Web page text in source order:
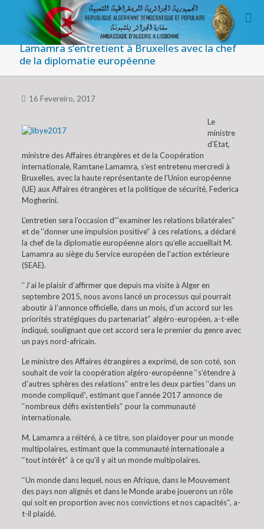
Lamamra s’entretient à Bruxelles avec la chef
de la diplomatie européenne
16 Fevereiro, 2017
Le
ministre
d’Etat,
ministre des Affaires étrangères et de la Coopération
internationale, Ramtane Lamamra, s’est entretenu mercredi à
Bruxelles, avec la haute représentante de l’Union européenne
(UE) aux Affaires étrangères et la politique de sécurité, Federica
Mogherini.
L’entretien sera l’occasion d’‘‘examiner les relations bilatérales’‘
et de ‘‘donner une impulsion positive’‘ à ces relations, a déclaré
la chef de la diplomatie européenne alors qu’elle accueillait M.
Lamamra au siège du Service européen de l’action extérieure
(SEAE).
‘‘J’ai le plaisir d’affirmer que depuis ma visite à Alger en
septembre 2015, nous avons lancé un processus qui pourrait
aboutir à l’annonce officielle, dans un mois, d’un accord sur les
priorités stratégiques du partenariat’‘ algéro-européen, a-t-elle
indiqué, soulignant que cet accord sera le premier du genre avec
un pays nord-africain.
Le ministre des Affaires étrangères a exprimé, de son coté, son
souhait de voir la coopération algéro-européenne ‘‘s’étendre à
d’autres sphères des relations’‘ entre les deux parties ‘‘dans un
monde compliqué’‘, estimant que l’année 2017 annonce de
‘‘nombreux défis existentiels’‘ pour la communauté
internationale.
M. Lamamra a réitéré, à ce titre, son plaidoyer pour un monde
multipolaires, estimant que la communauté internationale a
‘‘tout intérêt’‘ à ce qu’il y ait un monde multipolaires.
‘‘Un monde dans lequel, nous en Afrique, dans le Mouvement
des pays non alignés et dans le Monde arabe jouerons un rôle
qui soit en proportion avec nos convictions et nos capacités’‘, a-
t-il plaidé.